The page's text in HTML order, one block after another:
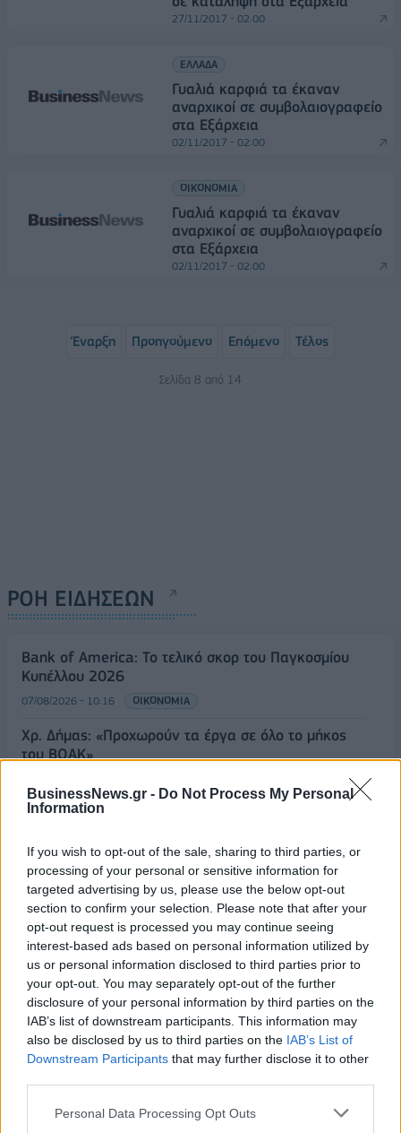
BusinessNews.gr - Do Not Process My Personal
Information
If you wish to opt-out of the sale, sharing to third parties, or
processing of your personal or sensitive information for
targeted advertising by us, please use the below opt-out
section to confirm your selection. Please note that after your
opt-out request is processed you may continue seeing
interest-based ads based on personal information utilized by
us or personal information disclosed to third parties prior to
your opt-out. You may separately opt-out of the further
disclosure of your personal information by third parties on the
IAB’s list of downstream participants. This information may
also be disclosed by us to third parties on the IAB’s List of
Downstream Participants that may further disclose it to other
Personal Data Processing Opt Outs
27/11/2017 - 02:00
ΕΛΛΑΔΑ
Γυαλιά καρφιά τα έκαναν
αναρχικοί σε συμβολαιογραφείο
στα Εξάρχεια
02/11/2017 - 02:00
ΟΙΚΟΝΟΜΙΑ
Γυαλιά καρφιά τα έκαναν
αναρχικοί σε συμβολαιογραφείο
στα Εξάρχεια
02/11/2017 - 02:00
Έναρξη Προηγούμενο Επόμενο Τέλος
Σελίδα 8 από 14
ΡΟΗ ΕΙΔΗΣΕΩΝ
Bank of America: Το τελικό σκορ του Παγκοσμίου
Κυπέλλου 2026
07/08/2026 - 10:16 ΟΙΚΟΝΟΜΙΑ
Χρ. Δήμας: «Προχωρούν τα έργα σε όλο το μήκος
του ΒΟΑΚ»
Τ. Θεοδωρικάκος: «Συμβάλλουμε στην εθνική
καθεστώς για την Άμυνα»
07/08/2026 - 09:39 ΠΟΛΙΤΙΚΗ
Νέα στρατηγική συνεργασία της ΓΓ Επικοινωνίας
και Ενημέρωσης με το ΕΙΕ
07/08/2026 - 09:22 ΠΟΛΙΤΙΚΗ
Ταϊλάνδη: Επτά νεκροί, 15 τραυματίες από
πυροβολισμούς σε σχολείο - Αυτοκτόνησε ο δράστης
ΚΟΣΜΟΣ
Πειραιάς: Κορυφώνεται η έξοδος των αδειούχων
του Αυγούστου
07/08/2026 - 08:54 ΕΛΛΑΔΑ